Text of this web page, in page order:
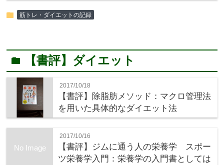
folder 筋トレ・ダイエットの記録
folder 【書評】ダイエット
2017/10/18
【書評】除脂肪メソッド：マクロ管理法
を用いた具体的なダイエット法
No Image
2017/10/16
【書評】ジムに通う人の栄養学 スポー
ツ栄養学入門：栄養学の入門書としては